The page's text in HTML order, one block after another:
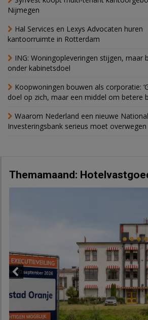
Nijmegen
Hal Services en Lexys Advocaten huren
kantoorruimte in Rotterdam
ING: Woningopleveringen stijgen, maar
onder kabinetsdoel
Koopwoningen bouwen als corporatie:
doel op zich, maar een middel om betere
Waarom Nederland een nieuwe
Investeringsbank serieus moet overwegen
Themamaand: